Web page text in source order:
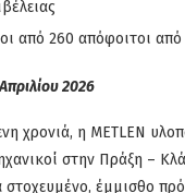
από 260 απόφοιτοι
2026
χρονιά, η METLEN
στην Πράξη –
στοχευμένο, έμμισθο